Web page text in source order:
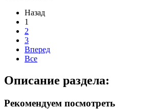
Назад
1
2
3
Вперед
Все
Описание раздела:
Рекомендуем посмотреть